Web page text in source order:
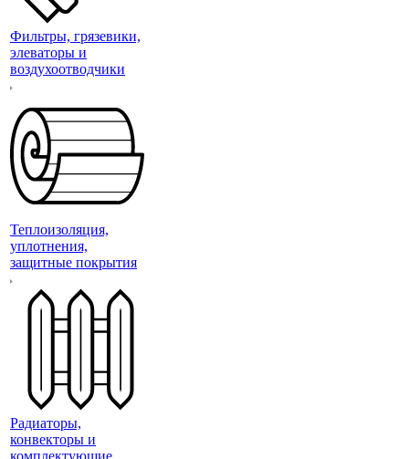
Фильтры, грязевики,
элеваторы и
воздухоотводчики
Теплоизоляция,
уплотнения,
защитные покрытия
Радиаторы,
конвекторы и
комплектующие